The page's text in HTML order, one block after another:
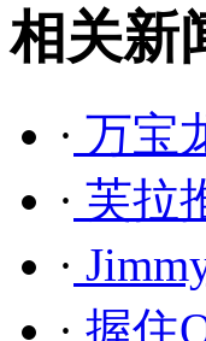
相关新
· 万宝
· 芙拉
·
· 握住